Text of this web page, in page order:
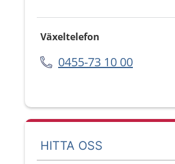
Växeltelefon
0455-73 10 00
HITTA OSS